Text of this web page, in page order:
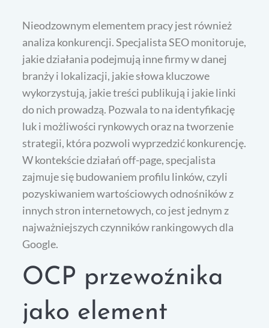
Nieodzownym elementem pracy jest również
analiza konkurencji. Specjalista SEO monitoruje,
jakie działania podejmują inne firmy w danej
branży i lokalizacji, jakie słowa kluczowe
wykorzystują, jakie treści publikują i jakie linki
do nich prowadzą. Pozwala to na identyfikację
luk i możliwości rynkowych oraz na tworzenie
strategii, która pozwoli wyprzedzić konkurencję.
W kontekście działań off-page, specjalista
zajmuje się budowaniem profilu linków, czyli
pozyskiwaniem wartościowych odnośników z
innych stron internetowych, co jest jednym z
najważniejszych czynników rankingowych dla
Google.
OCP przewoźnika
jako element